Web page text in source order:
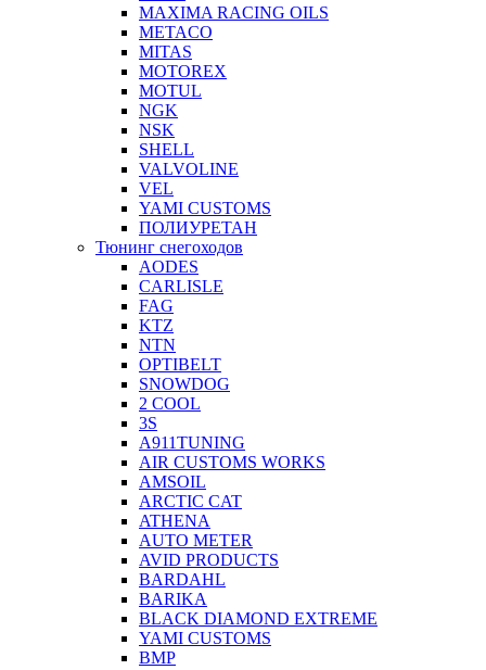
MAXIMA RACING OILS
METACO
MITAS
MOTOREX
MOTUL
NGK
NSK
SHELL
VALVOLINE
VEL
YAMI CUSTOMS
ПОЛИУРЕТАН
Тюнинг снегоходов
AODES
CARLISLE
FAG
KTZ
NTN
OPTIBELT
SNOWDOG
2 СOOL
3S
A911TUNING
AIR CUSTOMS WORKS
AMSOIL
ARCTIC CAT
ATHENA
AUTO METER
AVID PRODUCTS
BARDAHL
BARIKA
BLACK DIAMOND EXTREME
YAMI CUSTOMS
BMP